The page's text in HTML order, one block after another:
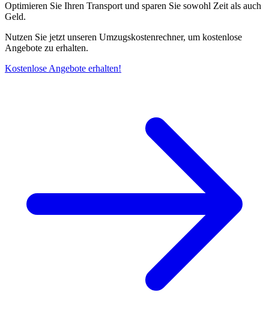
Optimieren Sie Ihren Transport und sparen Sie sowohl Zeit als auch
Geld.
Nutzen Sie jetzt unseren Umzugskostenrechner, um kostenlose
Angebote zu erhalten.
Kostenlose Angebote erhalten!